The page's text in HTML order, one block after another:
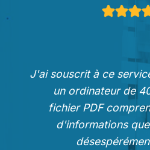
J'ai souscrit à ce
un ordinateur de
fichier PDF
d'informations